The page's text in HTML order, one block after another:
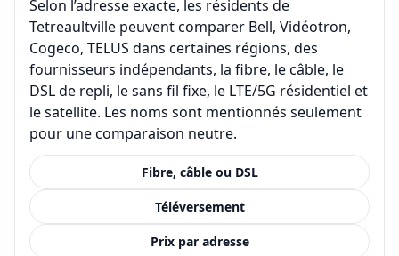
Selon l’adresse exacte, les résidents de
Tetreaultville peuvent comparer Bell, Vidéotron,
Cogeco, TELUS dans certaines régions, des
fournisseurs indépendants, la fibre, le câble, le
DSL de repli, le sans fil fixe, le LTE/5G résidentiel et
le satellite. Les noms sont mentionnés seulement
pour une comparaison neutre.
Fibre, câble ou DSL
Téléversement
Prix par adresse